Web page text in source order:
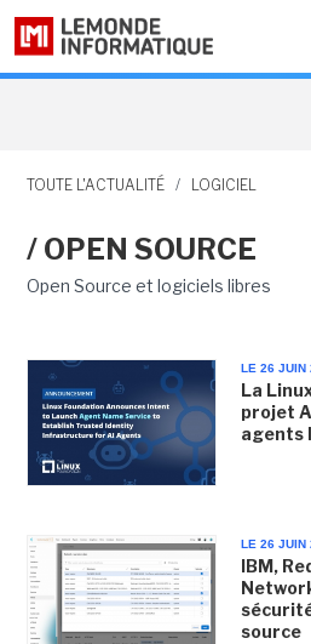
TOUTE L'ACTUALITÉ / LOGICIEL
/ OPEN SOURCE
Open Source et logiciels libres
LE 26 JUIN
La
projet
agents
LE 26 JUIN
IBM,
source